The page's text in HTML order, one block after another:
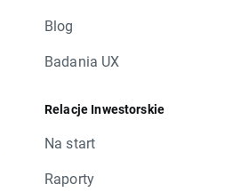
Blog
Badania UX
Relacje Inwestorskie
Na start
Raporty